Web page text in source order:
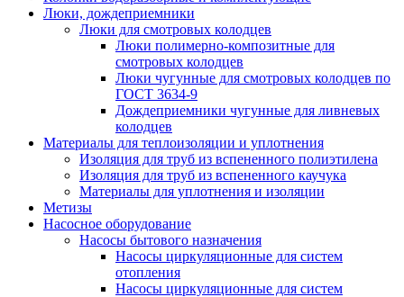
Люки, дождеприемники
Люки для смотровых колодцев
Люки полимерно-композитные для
смотровых колодцев
Люки чугунные для смотровых колодцев по
ГОСТ 3634-9
Дождеприемники чугунные для ливневых
колодцев
Материалы для теплоизоляции и уплотнения
Изоляция для труб из вспененного полиэтилена
Изоляция для труб из вспененного каучука
Материалы для уплотнения и изоляции
Метизы
Насосное оборудование
Насосы бытового назначения
Насосы циркуляционные для систем
отопления
Насосы циркуляционные для систем